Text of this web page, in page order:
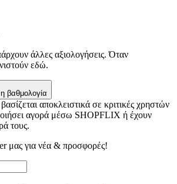
άλλες αξιολογήσεις. Όταν
εδώ.
βαθμολογία
αποκλειστικά σε κριτικές χρηστών
αγορά μέσω SHOPFLIX ή έχουν
τους.
μας για νέα & προσφορές!